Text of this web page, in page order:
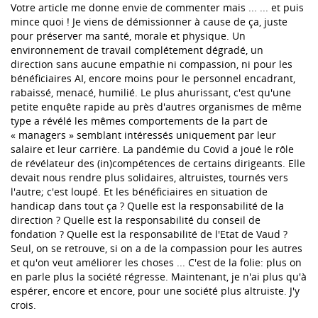
Votre article me donne envie de commenter mais ... ... et puis
mince quoi ! Je viens de démissionner à cause de ça, juste
pour préserver ma santé, morale et physique. Un
environnement de travail complétement dégradé, un
direction sans aucune empathie ni compassion, ni pour les
bénéficiaires AI, encore moins pour le personnel encadrant,
rabaissé, menacé, humilié. Le plus ahurissant, c'est qu'une
petite enquête rapide au près d'autres organismes de même
type a révélé les mêmes comportements de la part de
« managers » semblant intéressés uniquement par leur
salaire et leur carrière. La pandémie du Covid a joué le rôle
de révélateur des (in)compétences de certains dirigeants. Elle
devait nous rendre plus solidaires, altruistes, tournés vers
l'autre; c'est loupé. Et les bénéficiaires en situation de
handicap dans tout ça ? Quelle est la responsabilité de la
direction ? Quelle est la responsabilité du conseil de
fondation ? Quelle est la responsabilité de l'Etat de Vaud ?
Seul, on se retrouve, si on a de la compassion pour les autres
et qu'on veut améliorer les choses ... C'est de la folie: plus on
en parle plus la société régresse. Maintenant, je n'ai plus qu'à
espérer, encore et encore, pour une société plus altruiste. J'y
crois.